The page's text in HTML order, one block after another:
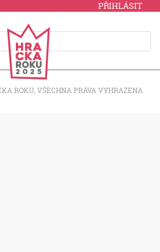
PŘIHLÁSIT
ROKU, VŠECHNA PRÁVA VYHRAZENA